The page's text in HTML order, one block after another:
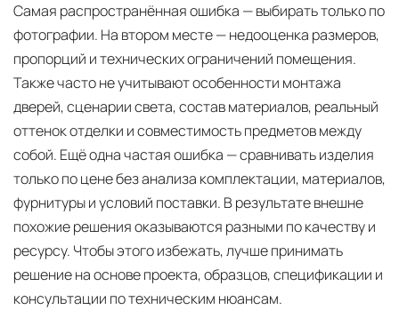
Самая распространённая ошибка — выбирать только по
фотографии. На втором месте — недооценка размеров,
пропорций и технических ограничений помещения.
Также часто не учитывают особенности монтажа
дверей, сценарии света, состав материалов, реальный
оттенок отделки и совместимость предметов между
собой. Ещё одна частая ошибка — сравнивать изделия
только по цене без анализа комплектации, материалов,
фурнитуры и условий поставки. В результате внешне
похожие решения оказываются разными по качеству и
ресурсу. Чтобы этого избежать, лучше принимать
решение на основе проекта, образцов, спецификации и
консультации по техническим нюансам.